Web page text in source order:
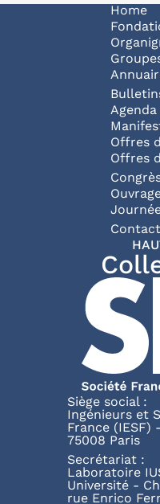
Home
Agenda
Offres
Offres
Pied
Contact
Siège social :
Ingénieurs et
France (IESF)
75008 Paris
Secrétariat :
Laboratoire
Université -
rue Enrico